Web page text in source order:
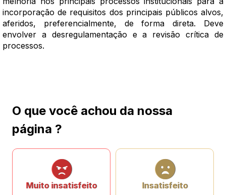
incorporação de requisitos dos principais públicos alvos,
aferidos, preferencialmente, de forma direta. Deve
envolver a desregulamentação e a revisão crítica de
processos.
O que você achou da nossa
página ?
Muito insatisfeito Insatisfeito